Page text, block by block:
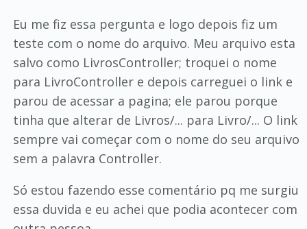
Eu me fiz essa pergunta e logo depois fiz um
teste com o nome do arquivo. Meu arquivo esta
salvo como LivrosController; troquei o nome
para LivroController e depois carreguei o link e
parou de acessar a pagina; ele parou porque
tinha que alterar de Livros/... para Livro/... O link
sempre vai começar com o nome do seu arquivo
sem a palavra Controller.
Só estou fazendo esse comentário pq me surgiu
essa duvida e eu achei que podia acontecer com